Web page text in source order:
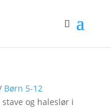
Børn 5-12
og haleslør i